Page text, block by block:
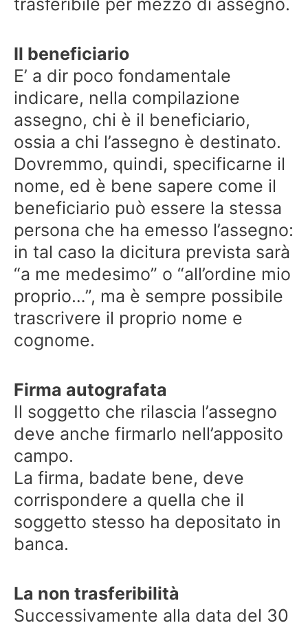
Il beneficiario
E’ a dir poco fondamentale
indicare, nella compilazione
assegno, chi è il beneficiario,
ossia a chi l’assegno è destinato.
Dovremmo, quindi, specificarne il
nome, ed è bene sapere come il
beneficiario può essere la stessa
persona che ha emesso l’assegno:
in tal caso la dicitura prevista sarà
“a me medesimo” o “all’ordine mio
proprio…”, ma è sempre possibile
trascrivere il proprio nome e
cognome.
Firma autografata
Il soggetto che rilascia l’assegno
deve anche firmarlo nell’apposito
campo.
La firma, badate bene, deve
corrispondere a quella che il
soggetto stesso ha depositato in
banca.
La non trasferibilità
Successivamente alla data del 30